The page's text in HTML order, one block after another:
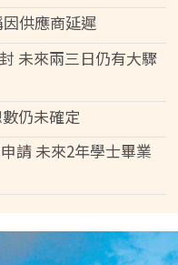
供應商延遲
未來兩三日仍有大驟
仍未確定
請 未來2年學士畢業